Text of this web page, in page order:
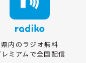
県内のラジオ無料
ミアムで全国配信